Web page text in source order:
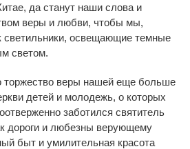
да станут наши слова и
веры и любви, чтобы мы,
светильники, освещающие темные
светом.
торжество веры нашей еще больше
детей и молодежь, о которых
заботился святитель
дороги и любезны верующему
быт и умилительная красота